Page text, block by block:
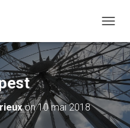
on10 mai 2018